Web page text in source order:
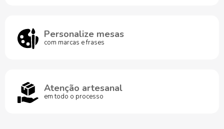
Personalize mesas
com marcas e frases
Atenção artesanal
em todo o processo